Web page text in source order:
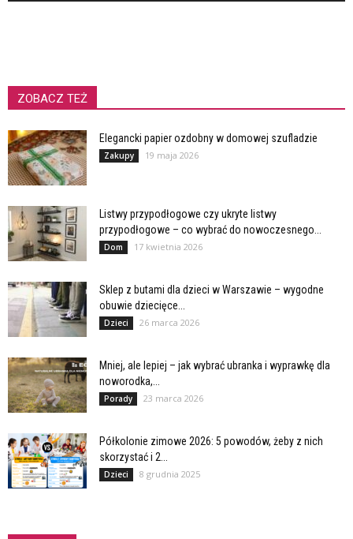
ZOBACZ TEŻ
Elegancki papier ozdobny w domowej szufladzie
Zakupy 19 maja 2026
Listwy przypodłogowe czy ukryte listwy
przypodłogowe – co wybrać do nowoczesnego...
Dom 17 kwietnia 2026
Sklep z butami dla dzieci w Warszawie – wygodne
obuwie dziecięce...
Dzieci 26 marca 2026
Mniej, ale lepiej – jak wybrać ubranka i wyprawkę dla
noworodka,...
Porady 23 marca 2026
Półkolonie zimowe 2026: 5 powodów, żeby z nich
skorzystać i 2...
Dzieci 8 grudnia 2025